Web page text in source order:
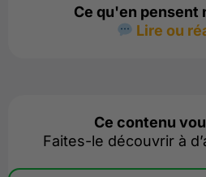
Ce qu'en pensent
Lire ou
Ce contenu
Faites-le découvrir à